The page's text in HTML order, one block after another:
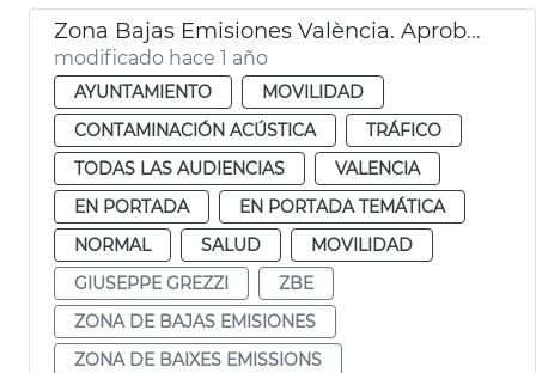
Zona Bajas Emisiones València. Aprobación por el Pleno
modificado hace 1 año
AYUNTAMIENTO
MOVILIDAD
CONTAMINACIÓN ACÚSTICA
TRÁFICO
TODAS LAS AUDIENCIAS
VALENCIA
EN PORTADA
EN PORTADA TEMÁTICA
NORMAL
SALUD
MOVILIDAD
GIUSEPPE GREZZI
ZBE
ZONA DE BAJAS EMISIONES
ZONA DE BAIXES EMISSIONS